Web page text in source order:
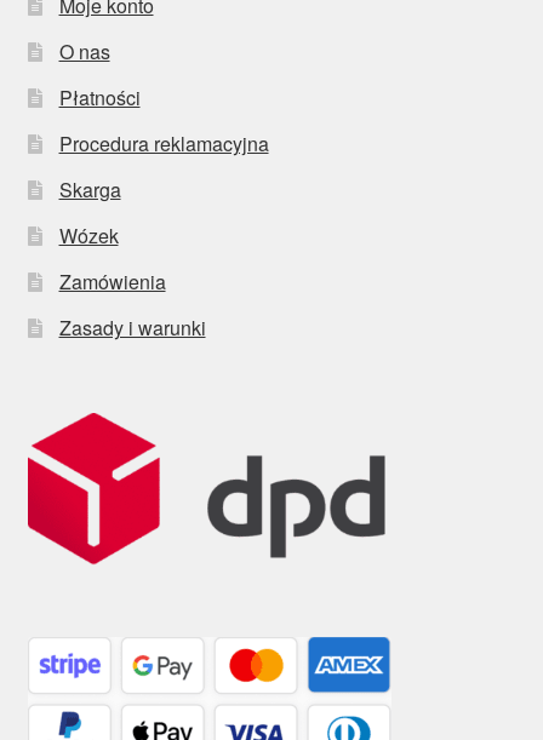
Moje konto
O nas
Płatności
Procedura reklamacyjna
Skarga
Wózek
Zamówienia
Zasady i warunki